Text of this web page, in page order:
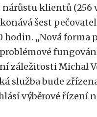
klientů (256
šest
„Nová forma
záležitosti Michal
služba bude
výběrové řízení